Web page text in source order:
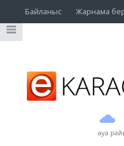
Байланыс Жарнама
ауа
USD
EUR